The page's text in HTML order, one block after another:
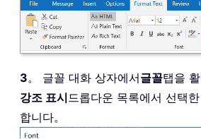
3。 글꼴 대화 상자에서글꼴탭을
강조 표시드롭다운 목록에서 선택
합니다。